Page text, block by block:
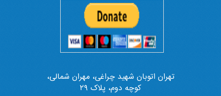
تهران اتوبان شهید چراغی، مهران شمالی،
کوچه دوم، پلاک ۲۹